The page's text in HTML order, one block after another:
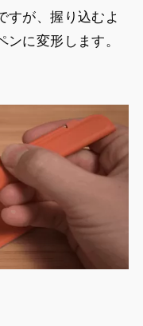
すが、握り込むよ
に変形します。